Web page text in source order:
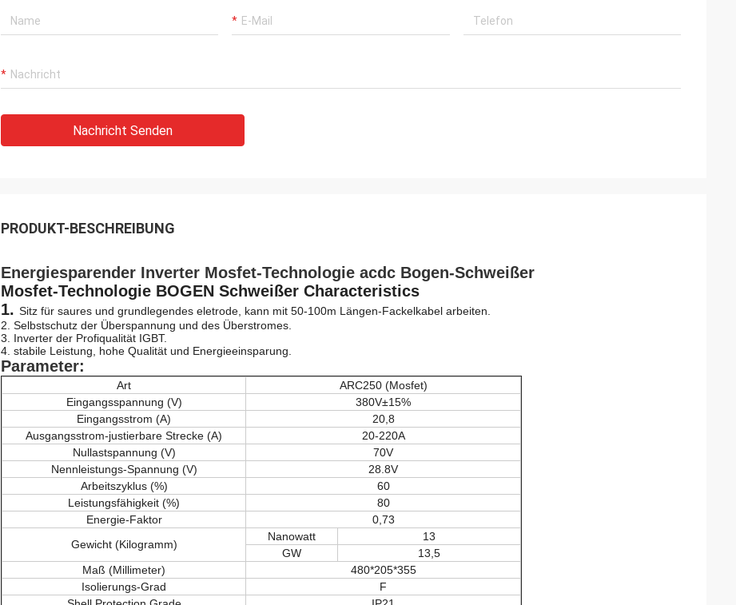
Nachricht Senden
PRODUKT-BESCHREIBUNG
Energiesparender Inverter Mosfet-Technologie acdc Bogen-Schweißer
Mosfet-Technologie BOGEN Schweißer Characteristics
1. Sitz für saures und grundlegendes eletrode, kann mit 50-100m Längen-Fackelkabel arbeiten.
2. Selbstschutz der Überspannung und des Überstromes.
3. Inverter der Profiqualität IGBT.
4. stabile Leistung, hohe Qualität und Energieeinsparung.
Parameter:
Art
ARC250 (Mosfet)
Eingangsspannung (V)
380V±15%
Eingangsstrom (A)
20,8
Ausgangsstrom-justierbare Strecke (A)
20-220A
Nullastspannung (V)
70V
Nennleistungs-Spannung (V)
28.8V
Arbeitszyklus (%)
60
Leistungsfähigkeit (%)
80
Energie-Faktor
0,73
Gewicht (Kilogramm)
Nanowatt
13
GW
13,5
Maß (Millimeter)
480*205*355
Isolierungs-Grad
F